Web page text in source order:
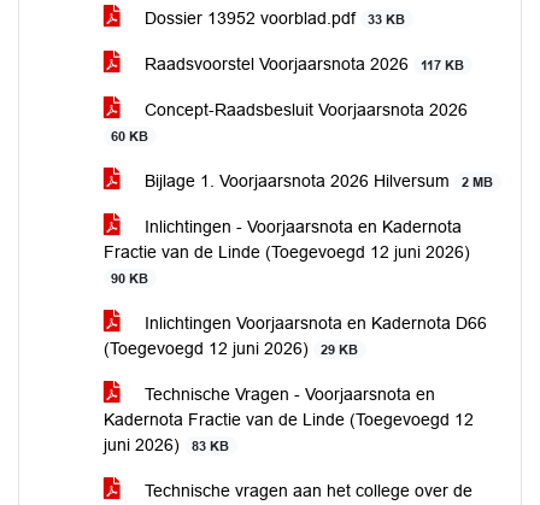
Dossier 13952 voorblad.pdf
33 KB
Raadsvoorstel Voorjaarsnota 2026 117 KB
Concept-Raadsbesluit Voorjaarsnota 2026
60 KB
Bijlage 1. Voorjaarsnota 2026 Hilversum 2 MB
Inlichtingen - Voorjaarsnota en Kadernota
Fractie van de Linde (Toegevoegd 12 juni 2026)
90 KB
Inlichtingen Voorjaarsnota en Kadernota D66
(Toegevoegd 12 juni 2026)
29 KB
Technische Vragen - Voorjaarsnota en
Kadernota Fractie van de Linde (Toegevoegd 12
juni 2026)
83 KB
Technische vragen aan het college over de